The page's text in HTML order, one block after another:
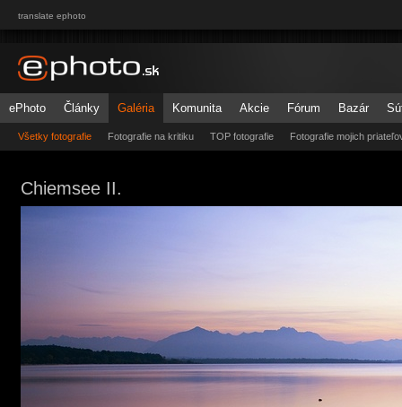
translate ephoto
ePhoto Články Galéria
Všetky fotografie Fotografie na kritiku TOP fotografie Fotografie mojich
Komunita Akcie Fórum Bazár
Chiemsee II.